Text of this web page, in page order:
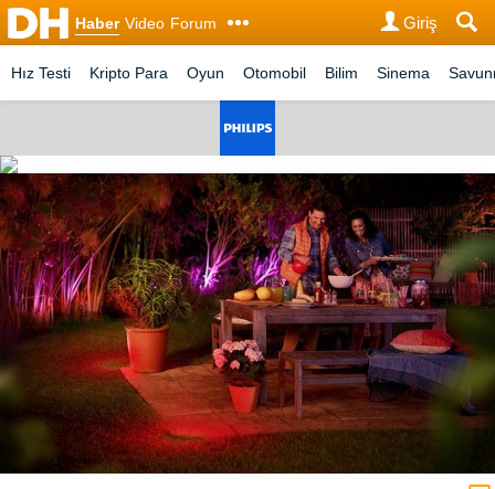
Haber Video Forum Giriş
Hız Testi Kripto Para Oyun Otomobil Bilim Sinema